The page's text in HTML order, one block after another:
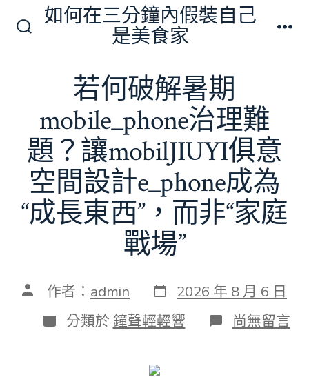
如何在三分鐘內假裝自己
是美食家
若何破解暑期
mobile_phone治理難
題？讓mobilJIUYI俱意
空間設計e_phone成為
“成長東西”，而非“家庭
戰場”
文 作者： admin 發
表
日
期
2026 年 8 月 6 日
分
類
分類於 鐘聲輕輕響 在
〈若
尚無留言